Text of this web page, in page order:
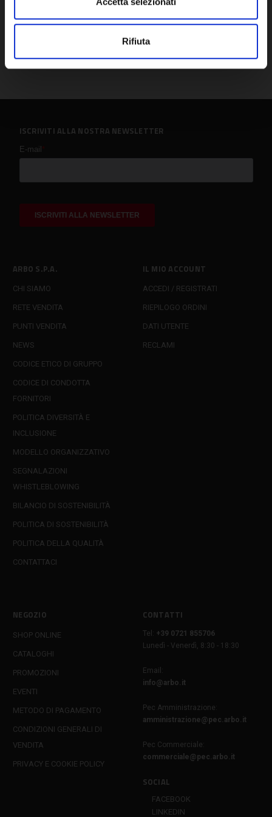
Rifiuta
ARBO S.P.A.
CHI SIAMO
RETE VENDITA
PUNTI VENDITA
NEWS
CODICE ETICO DI GRUPPO
CODICE DI CONDOTTA
FORNITORI
POLITICA DIVERSITÀ E
INCLUSIONE
MODELLO ORGANIZZATIVO
SEGNALAZIONI
WHISTLEBLOWING
BILANCIO DI SOSTENIBILITÀ
POLITICA DI SOSTENIBILITÀ
POLITICA DELLA QUALITÀ
CONTATTACI
IL MIO ACCOUNT
ACCEDI / REGISTRATI
RIEPILOGO ORDINI
DATI UTENTE
RECLAMI
NEGOZIO
SHOP ONLINE
CATALOGHI
PROMOZIONI
EVENTI
METODO DI PAGAMENTO
CONDIZIONI GENERALI DI
VENDITA
PRIVACY E COOKIE POLICY
CONTATTI
Tel:
+39 0721 855706
Lunedì - Venerdì, 8:30 - 18:30
Email:
info@arbo.it
Pec Amministrazione:
amministrazione@pec.arbo.it
Pec Commerciale:
commerciale@pec.arbo.it
SOCIAL
FACEBOOK
LINKEDIN
ISCRIVITI ALLA NOSTRA NEWSLETTER